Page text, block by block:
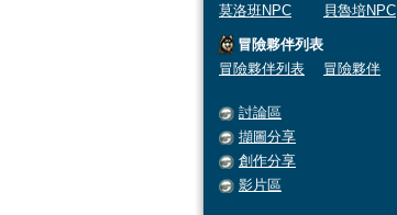
莫洛班NPC
貝魯培NPC
冒險夥伴列表
冒險夥伴列表
冒險夥伴
討論區
擷圖分享
創作分享
影片區